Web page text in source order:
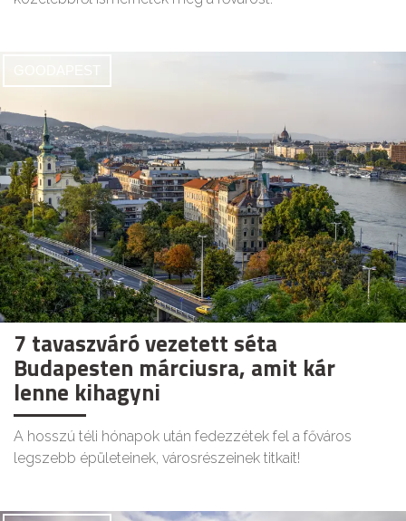
GOODAPEST
7 tavaszváró vezetett séta
Budapesten márciusra, amit kár
lenne kihagyni
A hosszú téli hónapok után fedezzétek fel a főváros
legszebb épületeinek, városrészeinek titkait!